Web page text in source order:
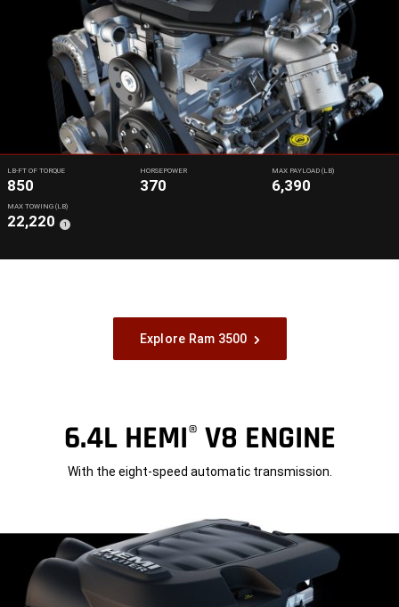
LB-FT OF TORQUE
850
HORSEPOWER
370
MAX PAYLOAD (LB)
6,390
MAX TOWING (LB)
22,220
(
Disclosure
1 )
Explore Ram 3500
6.4L HEMI® V8 ENGINE
With the eight-speed automatic transmission.